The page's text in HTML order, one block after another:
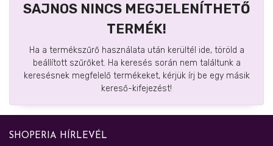
SAJNOS NINCS MEGJELENÍTHETŐ
TERMÉK!
Ha a termékszűrő használata után kerültél ide, töröld a
beállított szűrőket. Ha keresés során nem találtunk a
keresésnek megfelelő termékeket, kérjük írj be egy másik
kereső-kifejezést!
SHOPERIA HÍRLEVÉL